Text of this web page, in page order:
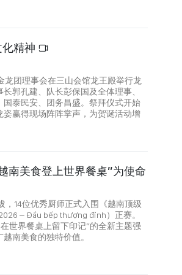
精神
团理事会在三山会馆龙王殿举行龙
郭孔建、队长彭保国及全体理事、
泰民安、团务昌盛。祭拜仪式开始
赢得现场阵阵掌声，为贺诞活动增
南美食登上世界餐桌”为使命
，14位优秀厨师正式入围《越南顶级
– Đầu bếp thượng đỉnh）正赛。
世界餐桌上留下印记”的全新主题强
南美食的独特价值。